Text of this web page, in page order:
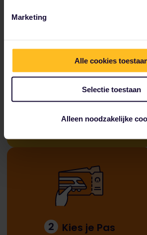
Marketing
Alle cookies
Selectie toestaan
Alleen noodzakelijke
1 Plan je route
Ontdek met welke treinroutes je je
2 Kies je Pas